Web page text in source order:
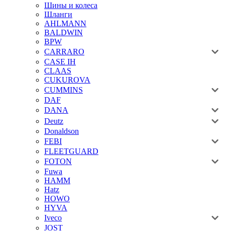
Шины и колеса
Шланги
AHLMANN
BALDWIN
BPW
CARRARO
CASE IH
CLAAS
CUKUROVA
CUMMINS
DAF
DANA
Deutz
Donaldson
FEBI
FLEETGUARD
FOTON
Fuwa
HAMM
Hatz
HOWO
HYVA
Iveco
JOST